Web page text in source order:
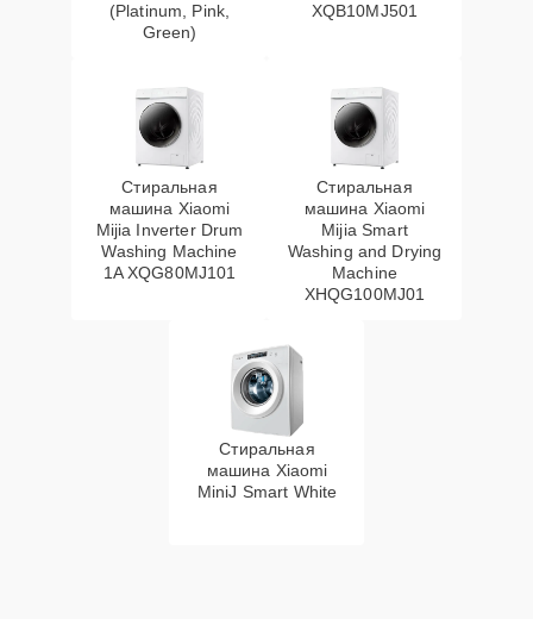
(Platinum, Pink,
Green)
XQB10MJ501
Стиральная
машина Xiaomi
Mijia Inverter Drum
Washing Machine
1A XQG80MJ101
Стиральная
машина Xiaomi
Mijia Smart
Washing and Drying
Machine
XHQG100MJ01
Стиральная
машина Xiaomi
MiniJ Smart White